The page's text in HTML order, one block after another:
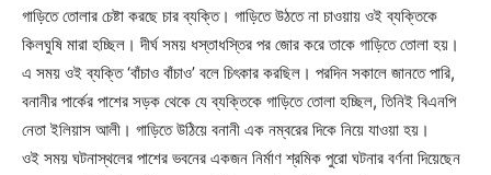
গাড়িতে তোলার চেষ্টা করছে চার ব্যক্তি। গাড়িতে উঠতে না চাওয়ায় ওই ব্যক্তিকে
কিলঘুষি মারা হচ্ছিল। দীর্ঘ সময় ধস্তাধস্তির পর জোর করে তাকে গাড়িতে তোলা হয়।
এ সময় ওই ব্যক্তি ‘বাঁচাও বাঁচাও’ বলে চিৎকার করছিল। পরদিন সকালে জানতে পারি,
বনানীর পার্কের পাশের সড়ক থেকে যে ব্যক্তিকে গাড়িতে তোলা হচ্ছিল, তিনিই বিএনপি
নেতা ইলিয়াস আলী। গাড়িতে উঠিয়ে বনানী এক নম্বরের দিকে নিয়ে যাওয়া হয়।
ওই সময় ঘটনাস্থলের পাশের ভবনের একজন নির্মাণ শ্রমিক পুরো ঘটনার বর্ণনা দিয়েছেন